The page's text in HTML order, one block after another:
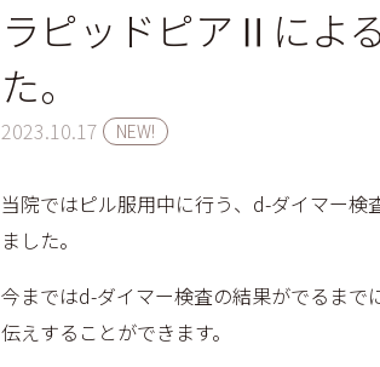
ラピッドピアⅡによ
た。
2023.10.17 NEW!
当院ではピル服用中に行う、d-ダイマー検
ました。
今まではd-ダイマー検査の結果がでるま
伝えすることができます。